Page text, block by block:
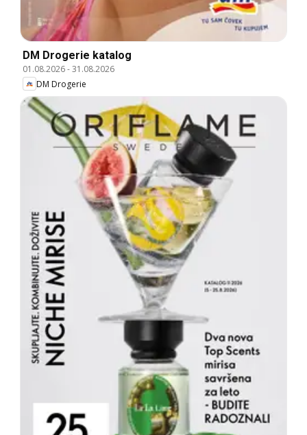
DM Drogerie katalog
01.08.2026-31.08.2026
DM Drogerie